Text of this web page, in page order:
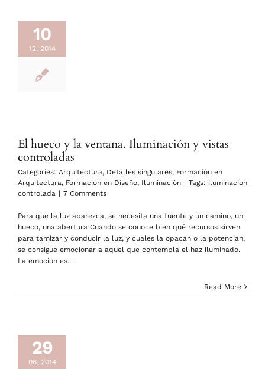
10
12, 2014
El hueco y la ventana. Iluminación y vistas
controladas
Categories: Arquitectura, Detalles singulares, Formación en
Arquitectura, Formación en Diseño, Iluminación | Tags: iluminacion
controlada | 7 Comments
Para que la luz aparezca, se necesita una fuente y un camino, un
hueco, una abertura Cuando se conoce bien qué recursos sirven
para tamizar y conducir la luz, y cuales la opacan o la potencian,
se consigue emocionar a aquel que contempla el haz iluminado.
La emoción es...
Read More
29
06, 2014